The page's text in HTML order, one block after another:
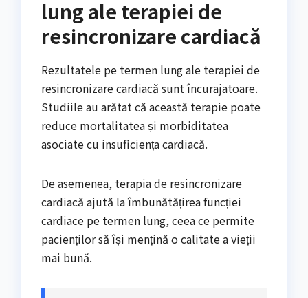
lung ale terapiei de
resincronizare cardiacă
Rezultatele pe termen lung ale terapiei de
resincronizare cardiacă sunt încurajatoare.
Studiile au arătat că această terapie poate
reduce mortalitatea și morbiditatea
asociate cu insuficiența cardiacă.
De asemenea, terapia de resincronizare
cardiacă ajută la îmbunătățirea funcției
cardiace pe termen lung, ceea ce permite
pacienților să își mențină o calitate a vieții
mai bună.